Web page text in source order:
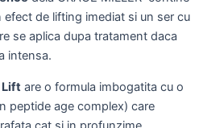
de lifting imediat si un ser cu
se aplica dupa tratament daca
intensa.
Lift are o formula imbogatita cu o
peptide age complex) care